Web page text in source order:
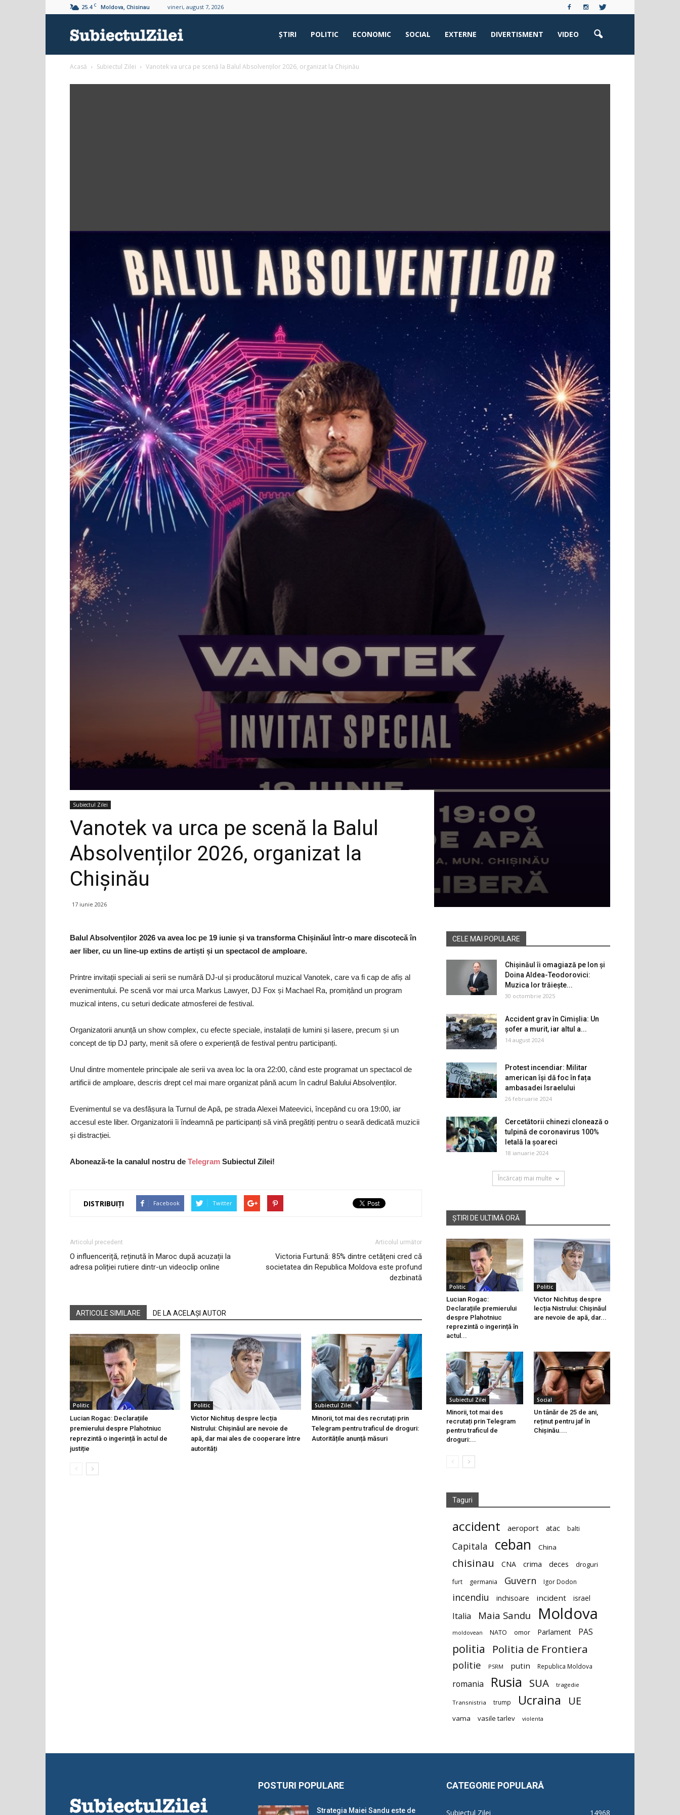
25.4 C Moldova, Chisinau vineri, august 7, 2026
ŞTIRI POLITIC ECONOMIC SOCIAL EXTERNE DIVERTISMENT VIDEO
Acasă Subiectul Zilei Vanotek va urca pe scenă la Balul Absolvenților 2026, organizat la Chișinău
Subiectul Zilei
Vanotek va urca pe scenă la Balul
Absolvenților 2026, organizat la
Chișinău
17 iunie 2026
Balul Absolvenților 2026 va avea loc pe 19 iunie și va transforma Chișinăul într-o mare discotecă în
aer liber, cu un line-up extins de artiști și un spectacol de amploare.
Printre invitații speciali ai serii se numără DJ-ul și producătorul muzical Vanotek, care va fi cap de afiș al
evenimentului. Pe scenă vor mai urca Markus Lawyer, DJ Fox și Machael Ra, promițând un program
muzical intens, cu seturi dedicate atmosferei de festival.
Organizatorii anunță un show complex, cu efecte speciale, instalații de lumini și lasere, precum și un
concept de tip DJ party, menit să ofere o experiență de festival pentru participanți.
Unul dintre momentele principale ale serii va avea loc la ora 22:00, când este programat un spectacol de
artificii de amploare, descris drept cel mai mare organizat până acum în cadrul Balului Absolvenților.
Evenimentul se va desfășura la Turnul de Apă, pe strada Alexei Mateevici, începând cu ora 19:00, iar
accesul este liber. Organizatorii îi îndeamnă pe participanți să vină pregătiți pentru o seară dedicată muzicii
și distracției.
Abonează-te la canalul nostru de Telegram Subiectul Zilei!
DISTRIBUIȚI Facebook Twitter
Articolul precedent
O influenceriță, reținută în Maroc după acuzații la
adresa poliției rutiere dintr-un videoclip online
Articolul următor
Victoria Furtună: 85% dintre cetățeni cred că
societatea din Republica Moldova este profund
dezbinată
ARTICOLE SIMILARE DE LA ACELAȘI AUTOR
Politic
Lucian Rogac: Declarațiile
premierului despre Plahotniuc
reprezintă o ingerință în actul de
justiție
Politic
Victor Nichituș despre lecția
Nistrului: Chișinăul are nevoie de
apă, dar mai ales de cooperare între
autorități
Subiectul Zilei
Minorii, tot mai des recrutați prin
Telegram pentru traficul de droguri:
Autoritățile anunță măsuri
CELE MAI POPULARE
Chișinăul îi omagiază pe Ion și
Doina Aldea-Teodorovici:
Muzica lor trăiește...
30 octombrie 2025
Accident grav în Cimișlia: Un
șofer a murit, iar altul a...
14 august 2024
Protest incendiar: Militar
american își dă foc în fața
ambasadei Israelului
26 februarie 2024
Cercetătorii chinezi clonează o
tulpină de coronavirus 100%
letală la șoareci
18 ianuarie 2024
Încărcați mai multe
ȘTIRI DE ULTIMĂ ORĂ
Politic
Lucian Rogac:
Declarațiile premierului
despre Plahotniuc
reprezintă o ingerință în
actul...
Politic
Victor Nichituș despre
lecția Nistrului: Chișinăul
are nevoie de apă, dar...
Subiectul Zilei
Minorii, tot mai des
recrutați prin Telegram
pentru traficul de
droguri:...
Social
Un tânăr de 25 de ani,
reținut pentru jaf în
Chișinău....
Taguri
accident aeroport atac balti
Capitala ceban China
chisinau CNA crima deces droguri
furt germania Guvern Igor Dodon
incendiu inchisoare incident israel
Italia Maia Sandu Moldova
moldovean NATO omor Parlament PAS
politia Politia de Frontiera
politie PSRM putin Republica Moldova
romania Rusia SUA tragedie
Transnistria trump Ucraina UE
vama vasile tarlev violenta
POSTURI POPULARE
Strategia Maiei Sandu este de
CATEGORIE POPULARĂ
Subiectul Zilei 14968